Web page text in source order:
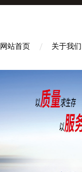
网站首页 关于我们